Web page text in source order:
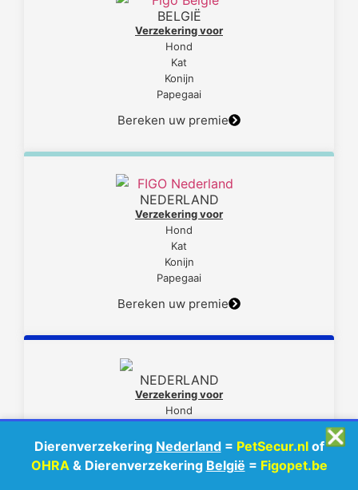
BELGIË
Verzekering voor
Hond
Kat
Konijn
Papegaai
Bereken uw premie
NEDERLAND
Verzekering voor
Hond
Kat
Konijn
Papegaai
Bereken uw premie
NEDERLAND
Verzekering voor
Hond
Bereken uw premie
❎
Dierenverzekering Nederland= PetSecur.nlof
OHRA& Dierenverzekering België = Figopet.be